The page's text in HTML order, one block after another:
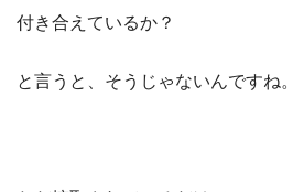
付き合えているか？
と言うと、そうじゃないんですね。